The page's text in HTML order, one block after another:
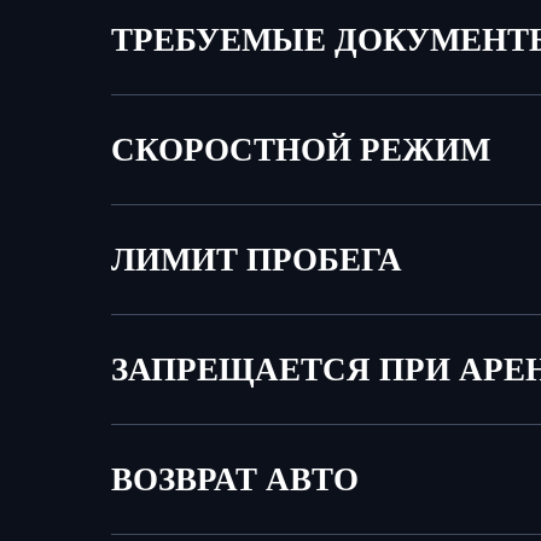
ТРЕБУЕМЫЕ
СКОРОСТНОЙ РЕЖИМ
ЛИМИТ ПРОБЕГА
ЗАПРЕЩАЕТСЯ ПРИ
ВОЗВРАТ АВТО